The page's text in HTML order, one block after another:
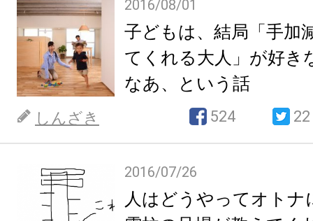
2016/08/01
子どもは、結局「手加
てくれる大人」が好き
なあ、という話
しんざき 524 22
2016/07/26
人はどうやってオトナ